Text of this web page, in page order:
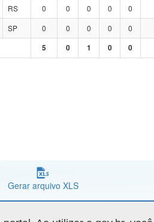
RS 0 0 0 0 0
SP 0 0 0 0 0
5 0 1 0 0
Gerar arquivo XLS